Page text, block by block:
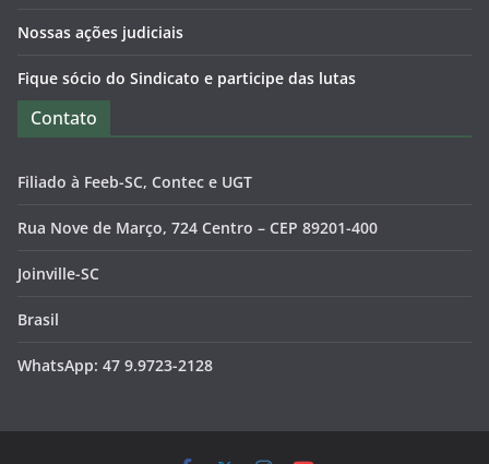
Nossas ações judiciais
Fique sócio do Sindicato e participe das lutas
Contato
Filiado à Feeb-SC, Contec e UGT
Rua Nove de Março, 724 Centro – CEP 89201-400
Joinville-SC
Brasil
WhatsApp: 47 9.9723-2128